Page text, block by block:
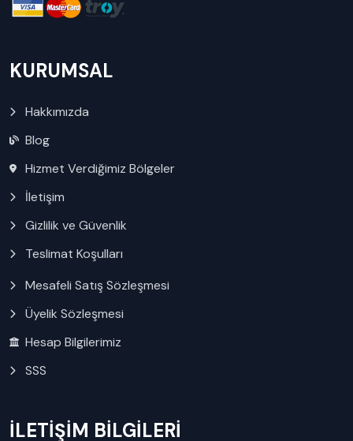
KURUMSAL
Hakkımızda
Blog
Hizmet Verdiğimiz Bölgeler
İletişim
Gizlilik ve Güvenlik
Teslimat Koşulları
Mesafeli Satış Sözleşmesi
Üyelik Sözleşmesi
Hesap Bilgilerimiz
SSS
İLETİŞİM BİLGİLERİ